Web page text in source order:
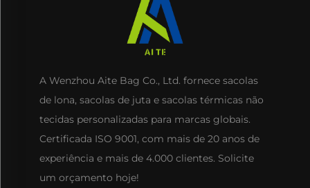
A Wenzhou Aite Bag Co., Ltd. fornece sacolas
de lona, sacolas de juta e sacolas térmicas não
tecidas personalizadas para marcas globais.
Certificada ISO 9001, com mais de 20 anos de
experiência e mais de 4.000 clientes. Solicite
um orçamento hoje!